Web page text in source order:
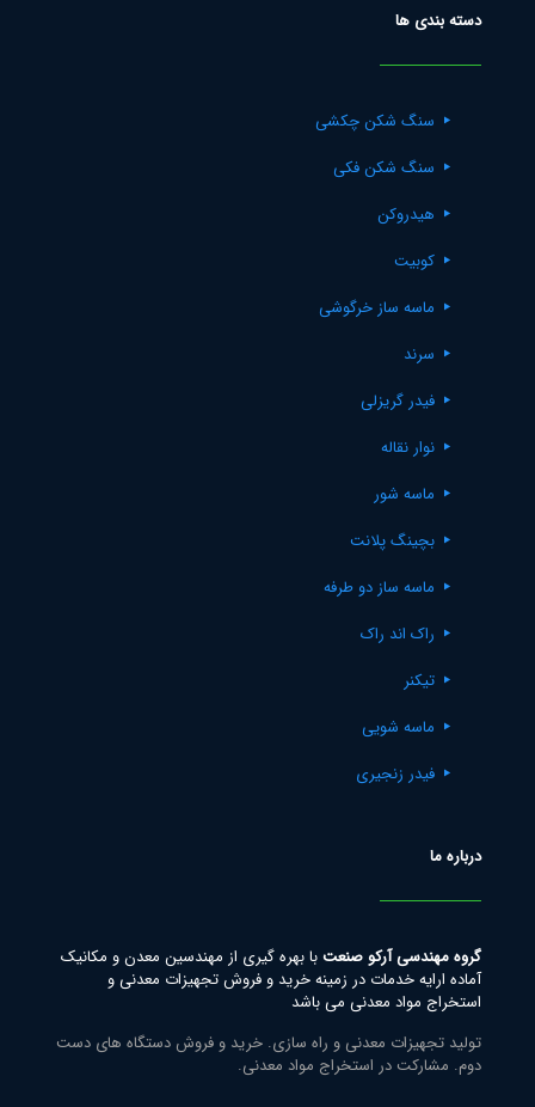
دسته بندی ها
سنگ شکن چکشی
سنگ شکن فکی
هیدروکن
کوبیت
ماسه ساز خرگوشی
سرند
فیدر گریزلی
نوار نقاله
ماسه شور
بچینگ پلانت
ماسه ساز دو طرفه
راک اند راک
تیکنر
ماسه شویی
فیدر زنجیری
درباره ما
گروه مهندسی آرکو صنعتبا بهره گیری از مهندسین معدن و مکانیک
آماده ارایه خدمات در زمینه خرید و فروش تجهیزات معدنی و
استخراج مواد معدنی می باشد
تولید تجهیزات معدنی و راه سازی. خرید و فروش دستگاه های دست
دوم. مشارکت در استخراج مواد معدنی.